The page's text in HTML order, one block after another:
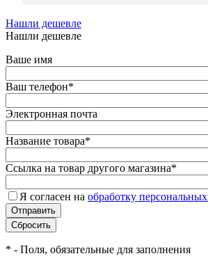
Нашли дешевле
Нашли дешевле
Ваше имя
Ваш телефон*
Электронная почта
Название товара*
Ссылка на товар другого магазина*
Я согласен на обработку
* - Поля, обязательные для заполнения